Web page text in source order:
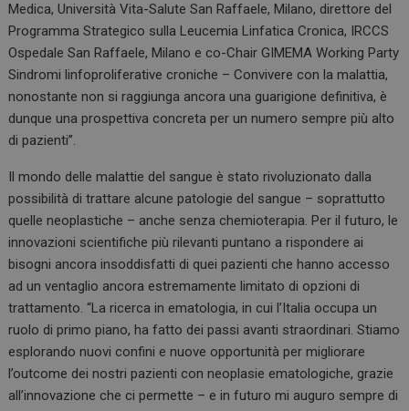
Medica, Università Vita-Salute San Raffaele, Milano, direttore del
Programma Strategico sulla Leucemia Linfatica Cronica, IRCCS
Ospedale San Raffaele, Milano e co-Chair GIMEMA Working Party
Sindromi linfoproliferative croniche – Convivere con la malattia,
nonostante non si raggiunga ancora una guarigione definitiva, è
dunque una prospettiva concreta per un numero sempre più alto
di pazienti”.
Il mondo delle malattie del sangue è stato rivoluzionato dalla
possibilità di trattare alcune patologie del sangue – soprattutto
quelle neoplastiche – anche senza chemioterapia. Per il futuro, le
innovazioni scientifiche più rilevanti puntano a rispondere ai
bisogni ancora insoddisfatti di quei pazienti che hanno accesso
ad un ventaglio ancora estremamente limitato di opzioni di
trattamento. “La ricerca in ematologia, in cui l’Italia occupa un
ruolo di primo piano, ha fatto dei passi avanti straordinari. Stiamo
esplorando nuovi confini e nuove opportunità per migliorare
l’outcome dei nostri pazienti con neoplasie ematologiche, grazie
all’innovazione che ci permette – e in futuro mi auguro sempre di